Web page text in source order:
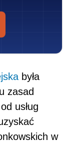
była
zasad
usług
w